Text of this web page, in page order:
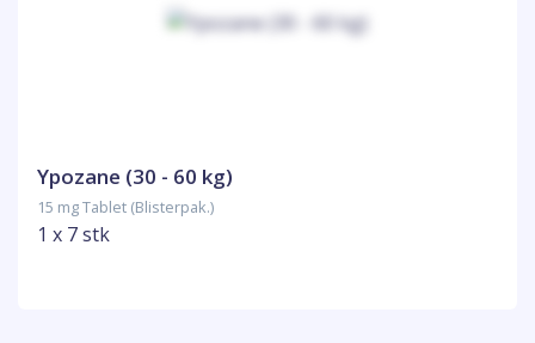
Ypozane (30 - 60 kg)
15 mg Tablet (Blisterpak.)
1 x 7 stk